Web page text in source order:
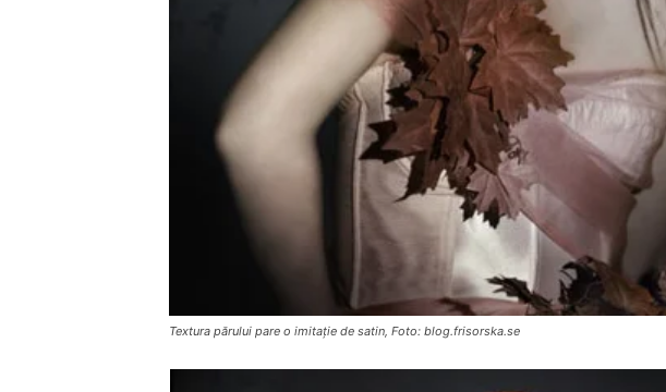
Textura părului pare o imitație de satin, Foto: blog.frisorska.se